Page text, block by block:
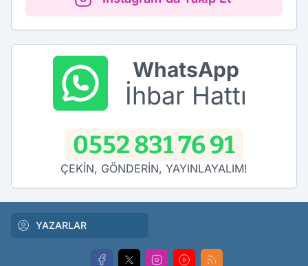
WhatsApp
İhbar Hattı
0552 831 76 91
ÇEKİN, GÖNDERİN, YAYINLAYALIM!
YAZARLAR